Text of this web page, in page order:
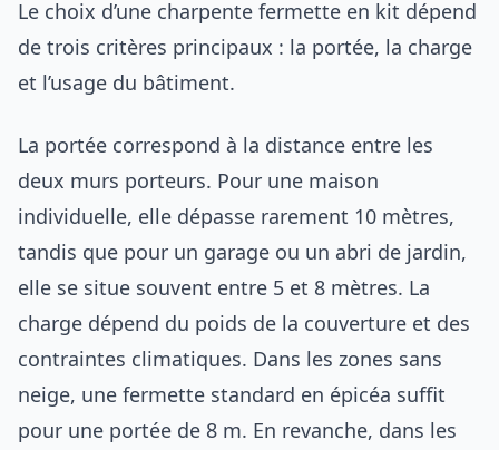
Le choix d’une charpente fermette en kit dépend
de trois critères principaux : la portée, la charge
et l’usage du bâtiment.
La portée correspond à la distance entre les
deux murs porteurs. Pour une maison
individuelle, elle dépasse rarement 10 mètres,
tandis que pour un garage ou un abri de jardin,
elle se situe souvent entre 5 et 8 mètres. La
charge dépend du poids de la couverture et des
contraintes climatiques. Dans les zones sans
neige, une fermette standard en épicéa suffit
pour une portée de 8 m. En revanche, dans les